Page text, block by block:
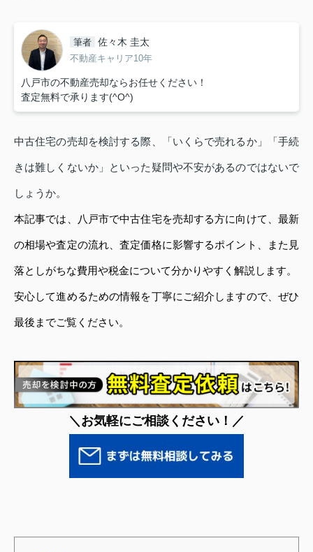
筆者 佐々木 圭太
不動産キャリア10年
八戸市の不動産売却ならお任せください！
査定無料で承ります(^O^)
中古住宅の売却を検討する際、「いくらで売れるか」「手続
きは難しくないか」といった疑問や不安があるのではないで
しょうか。
本記事では、八戸市で中古住宅を売却する方に向けて、最新
の相場や査定の流れ、査定価格に影響するポイント、また見
落としがちな費用や税金について分かりやすく解説します。
安心して進めるための情報を丁寧にご紹介しますので、ぜひ
最後までご覧ください。
＼お気軽にご相談ください！／